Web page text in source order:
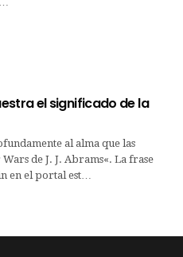
el significado de la
al alma que las
de J. J. Abrams«. La frase
en el portal est…